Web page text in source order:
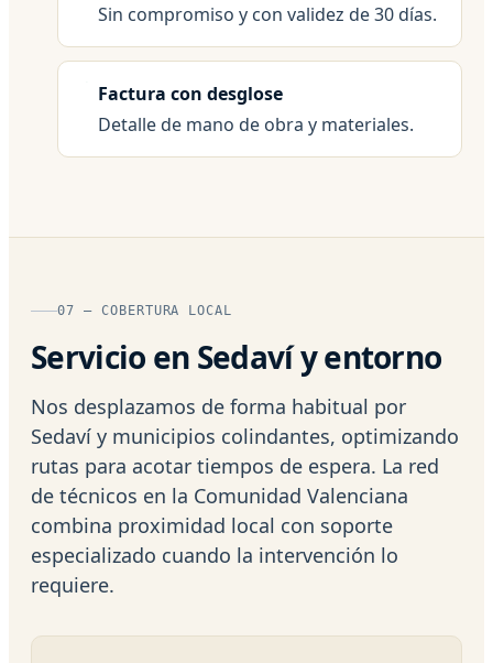
Sin compromiso y con validez de 30 días.
Factura con desglose
Detalle de mano de obra y materiales.
07 — COBERTURA LOCAL
Servicio en Sedaví y entorno
Nos desplazamos de forma habitual por
Sedaví y municipios colindantes, optimizando
rutas para acotar tiempos de espera. La red
de técnicos en la Comunidad Valenciana
combina proximidad local con soporte
especializado cuando la intervención lo
requiere.